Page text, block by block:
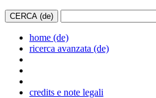
home (de)
ricerca avanzata (de)
credits e note legali